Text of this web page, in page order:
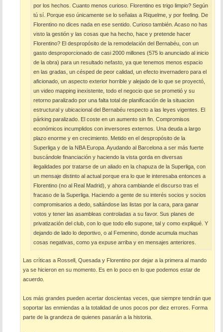
por los hechos. Cuanto menos curioso. Florentino es trigo limpio? Según
tú sí. Porque eso únicamente se lo señalas a Riquelme, y por feeling. De
Florentino no dices nada en ese sentido. Curioso también. Acaso no has
visto la gestión y las cosas que ha hecho, hace y pretende hacer
Florentino? El despropósito de la remodelación del Bernabéu, con un
gasto desproporcionado de casi 2000 millones (575 lo anunciado al inicio
de la obra) para un resultado nefasto, ya que tenemos menos espacio
en las gradas, un césped de peor calidad, un efecto invernadero para el
aficionado, un aspecto exterior horrible y alejado de lo que se proyectó,
un video mapping inexistente, todo el negocio que se prometió y su
retorno paralizado por una falta total de planificación de la situacion
estructural y ubicacional del Bernabéu respecto a las leyes vigentes. El
párking paralizado. El coste en un aumento sin fin. Compromisos
económicos incumplidos con inversores externos. Una deuda a largo
plazo enorme y en crecimiento. Metido en el despropósito de la
Superliga y de la NBA Europa. Ayudando al Barcelona a ser más fuerte
buscándole financiación y haciendo la vista gorda en diversas
ilegalidades por tratarse de un aliado en la chapuza de la Superliga, con
un mensaje distinto al actual porque era lo que le interesaba entonces a
Florentino (no al Real Madrid), y ahora cambiande el discurso tras el
fracaso de la Superliga. Haciendo a gente de su interés socios y socios
compromisarios a dedo, saltándose las listas por la cara, para ganar
votos y tener las asambleas controladas a su favor. Sus planes de
privatización del club, con lo que todo ello supone, tal y como expliqué. Y
dejando de lado lo deportivo, o al Femenino, donde acumula muchas
cosas negativas, como ya expuse arriba y en mensajes anteriores.
Las críticas a Rossell, Quesada y Florentino por dejar a la primera al mando
ya se hicieron en su momento. Es en lo poco en lo que podemos estar de
acuerdo.
Los más grandes pueden acertar doscientas veces, que siempre tendrán que
soportar las enmiendas a la totalidad de unos pocos por diez errores. Forma
parte de la grandeza de quienes pasarán a la historia.